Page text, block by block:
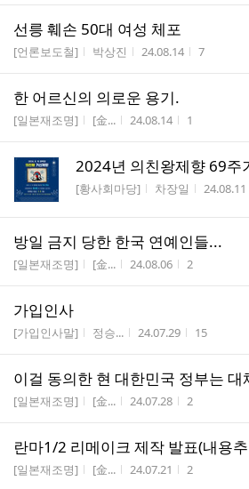
선릉 훼손 50대 여성 체포
게시판명
[언론보도철] 작성자
박상진 작성시간
24.08.14 조회수
7
한 어르신의 의로운 용기.
게시판명
[일본재조명] 작성자
[金... 작성시간
24.08.14 조회수
1
2024년 의친왕제향 69주
게시판명
[황사회마당] 작성자
차장일 작성시간
24.08.11
방일 금지 당한 한국 연예인들...
게시판명
[일본재조명] 작성자
[金... 작성시간
24.08.06 조회수
2
가입인사
게시판명
[가입인사말] 작성자
정승... 작성시간
24.07.29 조회수
15
이걸 동의한 현 대한민국 정부는 대
게시판명
[일본재조명] 작성자
[金... 작성시간
24.07.28 조회수
2
란마1/2 리메이크 제작 발표(내용
게시판명
[일본재조명] 작성자
[金... 작성시간
24.07.21 조회수
2